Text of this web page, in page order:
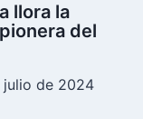
llora la
del
julio de 2024